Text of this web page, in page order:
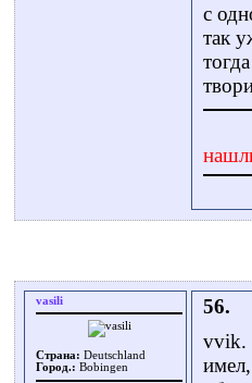
с
так
vasili
Страна: Deutschland
Город.: Bobingen
56.
vvik.